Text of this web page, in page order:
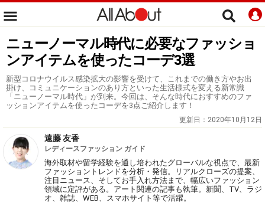
ニューノーマル時代に必要なファッショ
ンアイテムを使ったコーデ3選
新型コロナウイルス感染拡大の影響を受けて、これまでの働き方やお出
掛け、コミュニケーションのあり方といった生活様式を変える新常識
「ニューノーマル時代」が到来。今回は、そんな時代におすすめのファ
ッションアイテムを使ったコーデを3点ご紹介します！
更新日： 2020年10月12日
遠藤 友香
レディースファッション ガイド
海外取材や留学経験を通し培われたグローバルな視点で、最新
ファッショントレンドを分析・発信。リアルクローズの提案、
注目ニュース、そしてお手入れ方法まで、幅広いファッション
領域に定評がある。アート関連の記事も執筆。新聞、TV、ラジ
オ、雑誌、WEB、スマホサイト等で活躍。